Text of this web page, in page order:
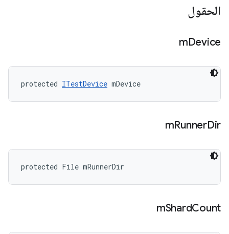
الحقول
mDevice
protected ITestDevice mDevice
mRunnerDir
protected File mRunnerDir
mShardCount